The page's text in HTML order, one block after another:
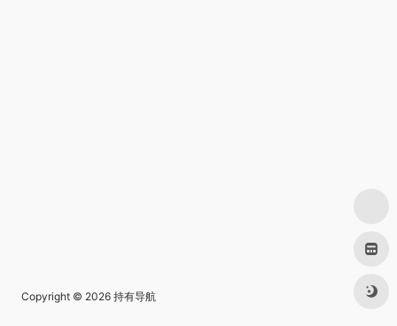
Copyright © 2026 持有导航